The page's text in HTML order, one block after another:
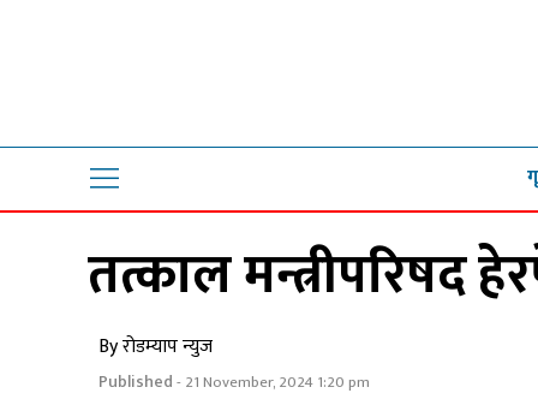
तत्काल मन्त्रीपरिषद
By रोडम्याप न्युज
Published- 21 November, 2024 1:20 pm